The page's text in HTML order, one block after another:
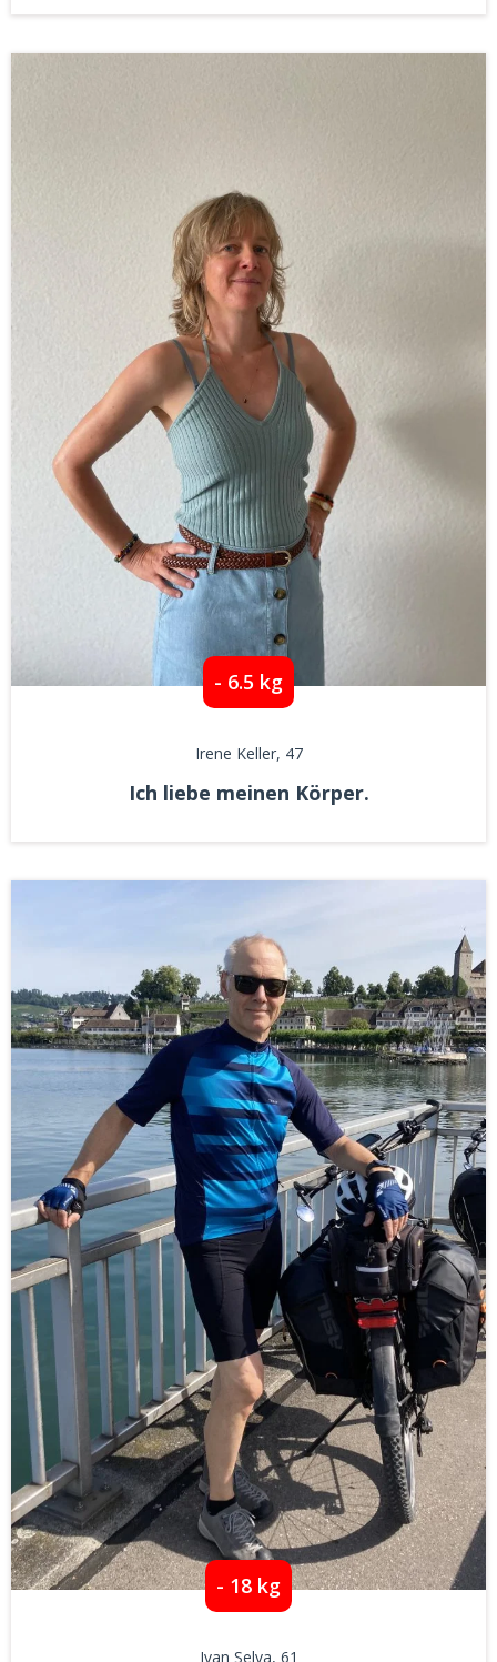
- 6.5 kg
Irene Keller, 47
Ich liebe meinen Körper.
- 18 kg
Ivan Selva, 61